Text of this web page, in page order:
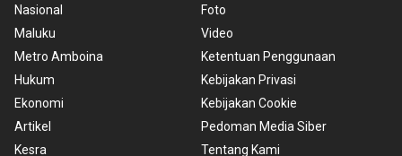
Nasional
Maluku
Metro Amboina
Hukum
Ekonomi
Artikel
Kesra
Foto
Video
Ketentuan Penggunaan
Kebijakan Privasi
Kebijakan Cookie
Pedoman Media Siber
Tentang Kami